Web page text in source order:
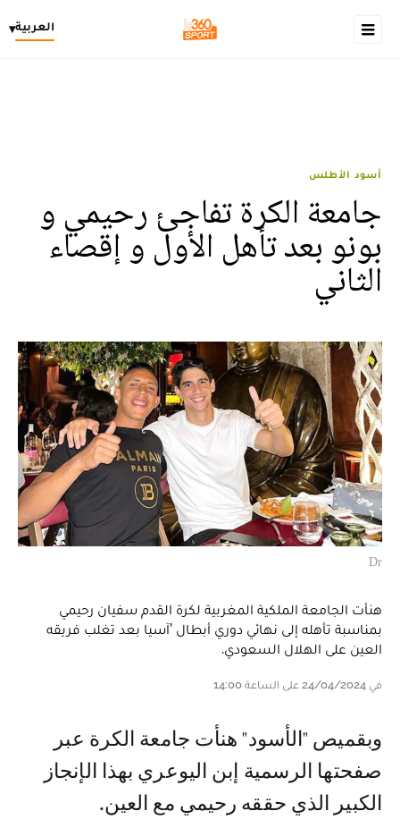
العربية▾
أسود الأطلس
جامعة الكرة تفاجئ رحيمي و
بونو بعد تأهل الأول و إقصاء
الثاني
Dr
هنأت الجامعة الملكية المغربية لكرة القدم سفيان رحيمي
بمناسبة تأهله إلى نهائي دوري أبطال ’آسيا بعد تغلب فريقه
العين على الهلال السعودي.
في 24/04/2024 على الساعة 14:00
و بقميص "الأسود" هنأت جامعة الكرة عبر
صفحتها الرسمية إبن اليوعري بهذا الإنجاز
الكبير الذي حققه رحيمي مع العين.